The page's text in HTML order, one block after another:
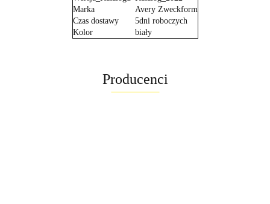
Marka
Avery Zweckform
Czas dostawy
5dni roboczych
Kolor
biały
Producenci